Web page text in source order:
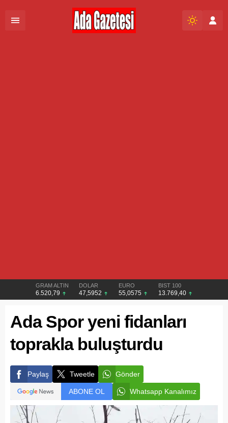
GRAM ALTIN
6.520,79
DOLAR
47,5952
EURO
55,0575
BIST 100
13.769,40
Ada Spor yeni fidanları
toprakla buluşturdu
Paylaş Tweetle Gönder
ABONE OL Whatsapp Kanalımız